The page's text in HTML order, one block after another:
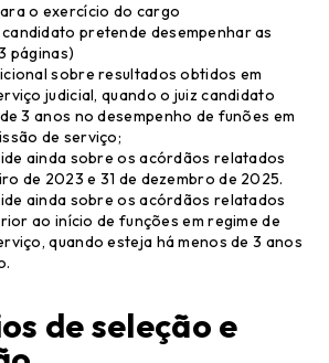
o exercício do cargo
pretende desempenhar as
páginas)
sobre resultados obtidos em
judicial, quando o juiz candidato
3 anos no desempenho de funões em
de serviço;
ainda sobre os acórdãos relatados
de 2023 e 31 de dezembro de 2025.
ainda sobre os acórdãos relatados
ao início de funções em regime de
quando esteja há menos de 3 anos
de seleção e